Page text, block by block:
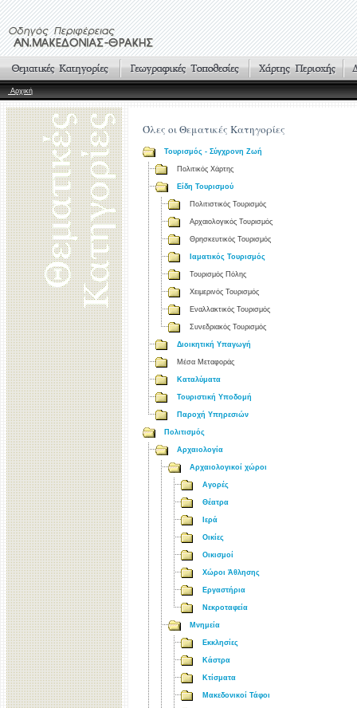
Αρχική
Όλες οι Θεματικές Κατηγορίες
Τουρισμός - Σύγχρονη Ζωή
Πολιτικός Χάρτης
Είδη Τουρισμού
Πολιτιστικός Τουρισμός
Αρχαιολογικός Τουρισμός
Θρησκευτικός Τουρισμός
Ιαματικός Τουρισμός
Τουρισμός Πόλης
Χειμερινός Τουρισμός
Εναλλακτικός Τουρισμός
Συνεδριακός Τουρισμός
Διοικητική Υπαγωγή
Μέσα Μεταφοράς
Καταλύματα
Τουριστική Υποδομή
Παροχή Υπηρεσιών
Πολιτισμός
Αρχαιολογία
Αρχαιολογικοί χώροι
Αγορές
Θέατρα
Ιερά
Οικίες
Οικισμοί
Χώροι Άθλησης
Εργαστήρια
Νεκροταφεία
Μνημεία
Εκκλησίες
Κάστρα
Κτίσματα
Μακεδονικοί Τάφοι